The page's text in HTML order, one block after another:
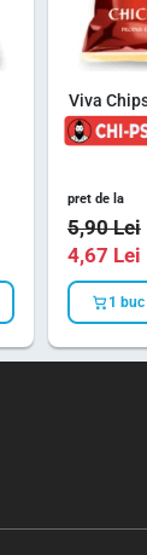
Viva
pret de la
5,90Lei
4,67 Lei
1 buc